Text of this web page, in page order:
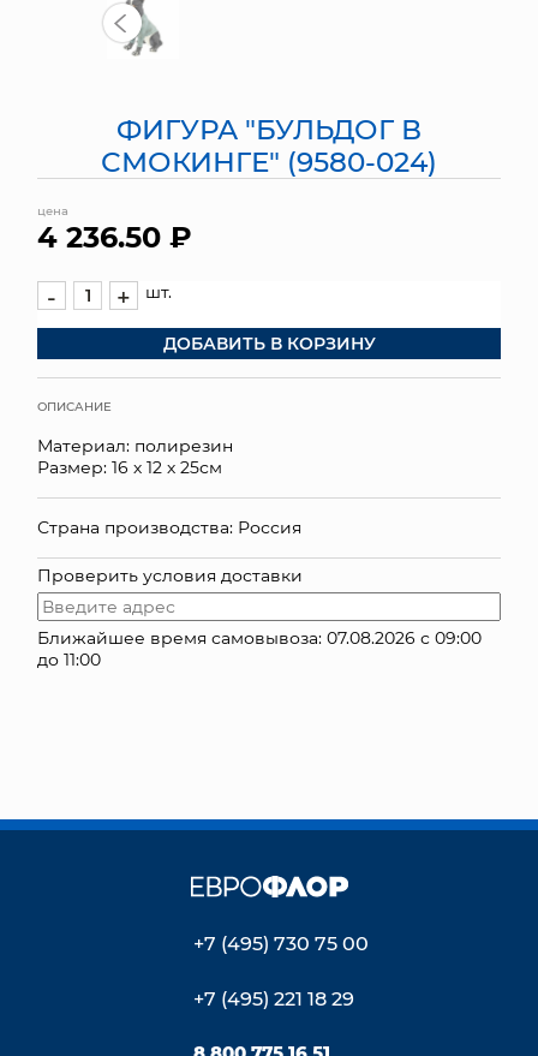
ЯЩИКИ
СУНДУКИ
ИСКУССТВЕННЫЕ ЦВЕТЫ
ПОДАРОЧНЫЕ КАРТЫ
ОПТОВЫМ КЛИЕНТАМ
ДОСТАВКА И ОПЛАТА
ФИГУРА "БУЛЬДОГ В
СМОКИНГЕ" (9580-024)
цена
4 236.50 ₽
- + шт.
ДОБАВИТЬ В КОРЗИНУ
ОПИСАНИЕ
Материал: полирезин
Размер: 16 х 12 х 25см
Страна производства: Россия
Проверить условия доставки
Ближайшее время самовывоза: 07.08.2026 с 09:00
до 11:00
+7 (495) 730 75 00
+7 (495) 221 18 29